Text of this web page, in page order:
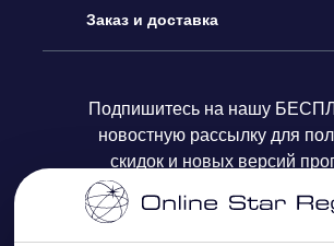
Блог
Отзывы
Подарочный набор OSR
Подарочная карта OSR
Корпоративные подарки
Звездный реестр
Персонализированная страница
One Million Stars
Заказ и доставка
Платежная информация
Информация по доставке
Подпишитесь на нашу
новостную рассылку для
скидок и новых версий